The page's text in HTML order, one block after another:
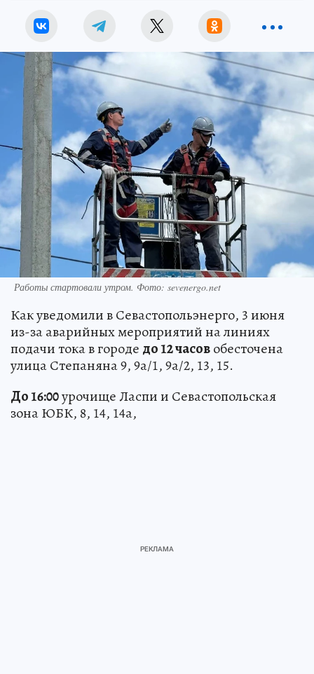
Работы стартовали утром. Фото: sevenergo.net
Как уведомили в Севастопольэнерго, 3 июня
из-за аварийных мероприятий на линиях
подачи тока в городе до 12 часовобесточена
улица Степаняна 9, 9а/1, 9а/2, 13, 15.
До 16:00урочище Ласпи и Севастопольская
зона ЮБК, 8, 14, 14а,